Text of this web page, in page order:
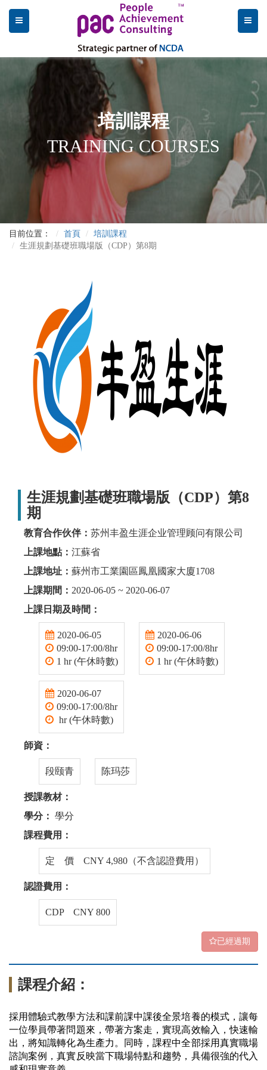
培訓課程
TRAINING COURSES
目前位置： 首頁
培訓課程
生涯規劃基礎班職場版（CDP）第8期
生涯規劃基礎班職場版（CDP）第8
期
教育合作伙伴： 苏州丰盈生涯企业管理顾问有限公司
上課地點： 江蘇省
上課地址： 蘇州市工業園區鳳凰國家大廈1708
上課期間： 2020-06-05 ~ 2020-06-07
上課日期及時間：
2020-06-05
09:00-17:00/8hr
1 hr (午休時數)
2020-06-06
09:00-17:00/8hr
1 hr (午休時數)
2020-06-07
09:00-17:00/8hr
hr (午休時數)
師資：
段颐青 陈玛莎
授課教材：
學分： 學分
課程費用：
定 價 CNY 4,980（不含認證費用）
認證費用：
CDP CNY 800
已經過期
課程介紹：
採用體驗式教學方法和課前課中課後全景培養的模式，讓每
一位學員帶著問題來，帶著方案走，實現高效輸入，快速輸
出，將知識轉化為生產力。同時，課程中全部採用真實職場
諮詢案例，真實反映當下職場特點和趨勢，具備很強的代入